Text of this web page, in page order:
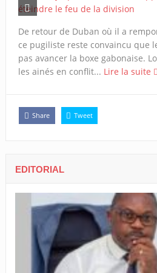
De retour de Duban où il a
ce pugiliste reste convaincu que
pas avancer la boxe gabonaise.
les ainés en conflit... Lire la suite
Share Tweet
EDITORIAL